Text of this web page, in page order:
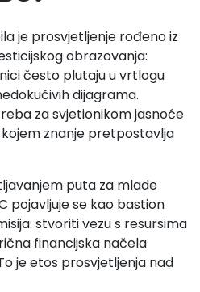
je prosvjetljenje rođeno iz
obrazovanja:
često plutaju u vrtlogu
dijagrama.
za svjetionikom jasnoće
znanje pretpostavlja
puta za mlade
pojavljuje se kao bastion
stvoriti vezu s resursima
financijska načela
je etos prosvjetljenja nad